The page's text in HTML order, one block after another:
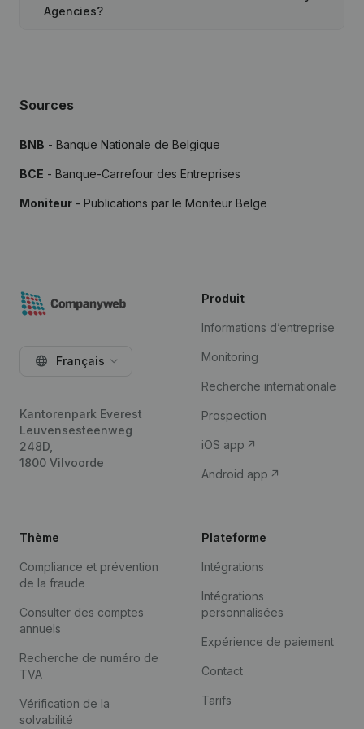
Agencies?
Sources
BNB - Banque Nationale de Belgique
BCE - Banque-Carrefour des Entreprises
Moniteur - Publications par le Moniteur Belge
Français
Kantorenpark Everest
Leuvensesteenweg
248D,
1800 Vilvoorde
Produit
Informations d’entreprise
Monitoring
Recherche internationale
Prospection
iOS app
Android app
Thème
Compliance et prévention
de la fraude
Consulter des comptes
annuels
Recherche de numéro de
TVA
Vérification de la
solvabilité
Plateforme
Intégrations
Intégrations
personnalisées
Expérience de paiement
Contact
Tarifs